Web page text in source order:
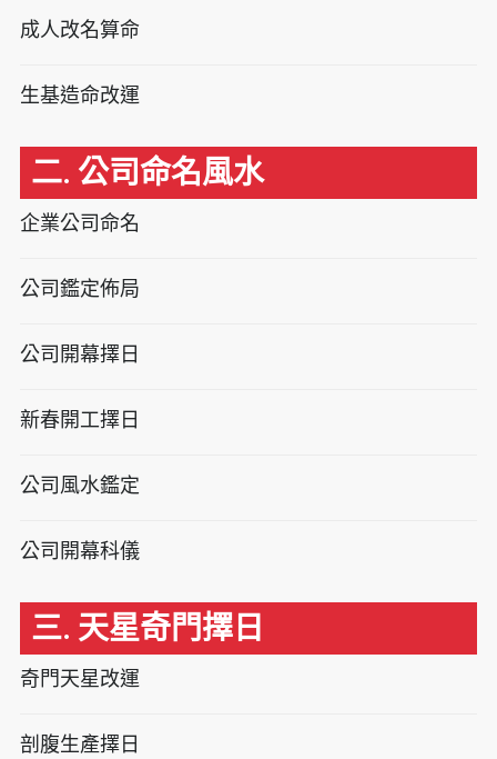
成人改名算命
生基造命改運
二. 公司命名風水
企業公司命名
公司鑑定佈局
公司開幕擇日
新春開工擇日
公司風水鑑定
公司開幕科儀
三. 天星奇門擇日
奇門天星改運
剖腹生產擇日